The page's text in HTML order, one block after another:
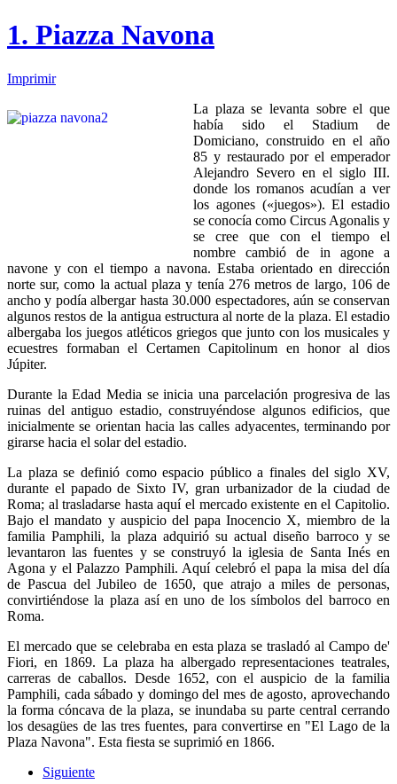
1. Piazza Navona
Imprimir
La plaza se levanta sobre el que
había sido el Stadium de
Domiciano, construido en el año
85 y restaurado por el emperador
Alejandro Severo en el siglo III.
donde los romanos acudían a ver
los agones («juegos»). El estadio
se conocía como Circus Agonalis y
se cree que con el tiempo el
nombre cambió de in agone a
navone y con el tiempo a navona. Estaba orientado en dirección
norte sur, como la actual plaza y tenía 276 metros de largo, 106 de
ancho y podía albergar hasta 30.000 espectadores, aún se conservan
algunos restos de la antigua estructura al norte de la plaza. El estadio
albergaba los juegos atléticos griegos que junto con los musicales y
ecuestres formaban el Certamen Capitolinum en honor al dios
Júpiter.
Durante la Edad Media se inicia una parcelación progresiva de las
ruinas del antiguo estadio, construyéndose algunos edificios, que
inicialmente se orientan hacia las calles adyacentes, terminando por
girarse hacia el solar del estadio.
La plaza se definió como espacio público a finales del siglo XV,
durante el papado de Sixto IV, gran urbanizador de la ciudad de
Roma; al trasladarse hasta aquí el mercado existente en el Capitolio.
Bajo el mandato y auspicio del papa Inocencio X, miembro de la
familia Pamphili, la plaza adquirió su actual diseño barroco y se
levantaron las fuentes y se construyó la iglesia de Santa Inés en
Agona y el Palazzo Pamphili. Aquí celebró el papa la misa del día
de Pascua del Jubileo de 1650, que atrajo a miles de personas,
convirtiéndose la plaza así en uno de los símbolos del barroco en
Roma.
El mercado que se celebraba en esta plaza se trasladó al Campo de'
Fiori, en 1869. La plaza ha albergado representaciones teatrales,
carreras de caballos. Desde 1652, con el auspicio de la familia
Pamphili, cada sábado y domingo del mes de agosto, aprovechando
la forma cóncava de la plaza, se inundaba su parte central cerrando
los desagües de las tres fuentes, para convertirse en "El Lago de la
Plaza Navona". Esta fiesta se suprimió en 1866.
Siguiente